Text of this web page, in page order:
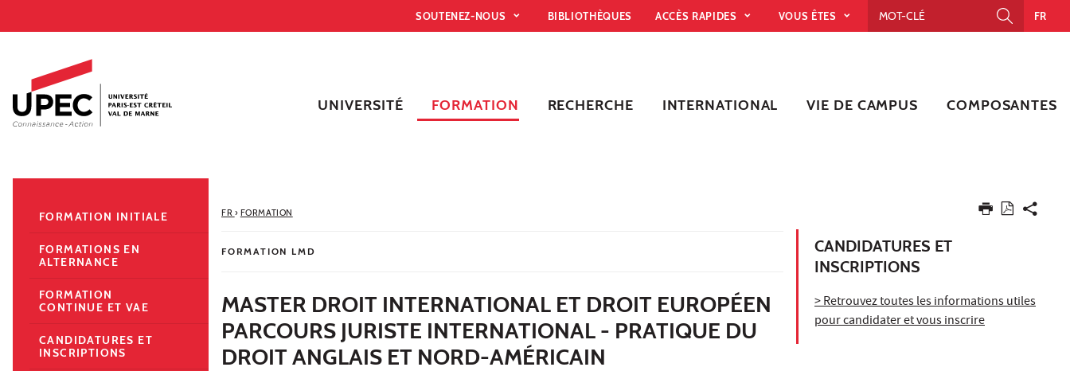
Accès directs
Recherche
Navigation secondaire
SOUTENEZ-NOUS BIBLIOTHÈQUES ACCÈS RAPIDES VOUS ÊTES FR
UNIVERSITÉ FORMATION RECHERCHE INTERNATIONAL VIE DE CAMPUS COMPOSANTES
FR › FORMATION
FORMATION LMD
MASTER DROIT INTERNATIONAL ET DROIT EUROPÉEN
PARCOURS JURISTE INTERNATIONAL - PRATIQUE DU
DROIT ANGLAIS ET NORD-AMÉRICAIN
CANDIDATURES ET
INSCRIPTIONS
> Retrouvez toutes les informations utiles
pour candidater et vous inscrire
FORMATION INITIALE
FORMATIONS EN
ALTERNANCE
FORMATION
CONTINUE ET VAE
CANDIDATURES ET
INSCRIPTIONS